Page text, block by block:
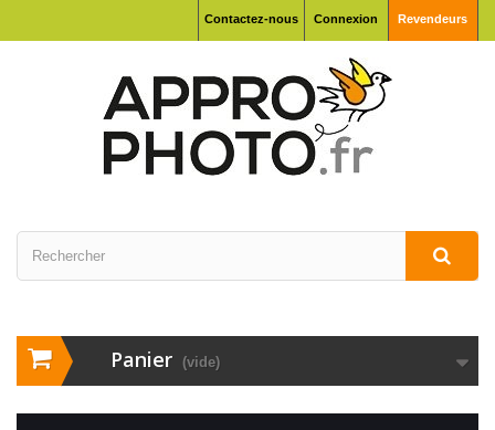
Connexion Revendeurs
Contactez-nous
Panier (vide)